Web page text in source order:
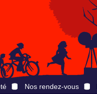
Nos rendez-vous